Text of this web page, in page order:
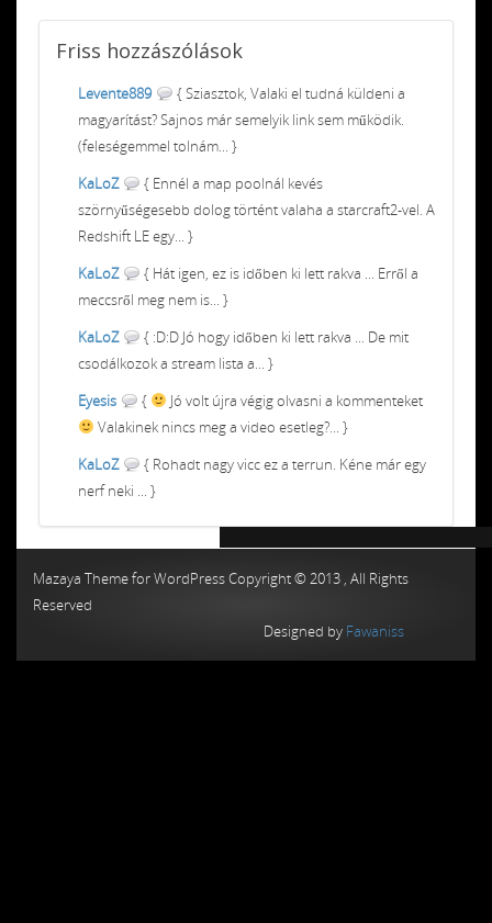
Friss hozzászólások
Levente889
{ Sziasztok, Valaki el tudná küldeni a
magyarítást? Sajnos már semelyik link sem működik.
(feleségemmel tolnám... }
KaLoZ
{ Ennél a map poolnál kevés
szörnyűségesebb dolog történt valaha a starcraft2-vel. A
Redshift LE egy... }
KaLoZ
{ Hát igen, ez is időben ki lett rakva ... Erről a
meccsről meg nem is... }
KaLoZ
{ :D:D Jó hogy időben ki lett rakva ... De mit
csodálkozok a stream lista a... }
Eyesis
{
Jó volt újra végig olvasni a kommenteket
Valakinek nincs meg a video esetleg?... }
KaLoZ
{ Rohadt nagy vicc ez a terrun. Kéne már egy
nerf neki ... }
Mazaya Theme for WordPress Copyright © 2013 , All Rights
Reserved
Designed by Fawaniss